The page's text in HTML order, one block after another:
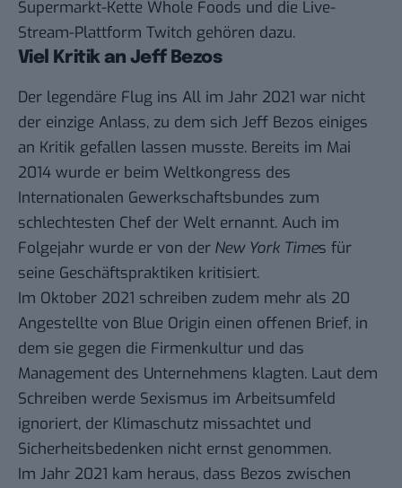
Supermarkt-Kette Whole Foods und die Live-
Stream-Plattform Twitch gehören dazu.
Viel Kritik an Jeff Bezos
Der legendäre Flug ins All im Jahr 2021 war nicht
der einzige Anlass, zu dem sich Jeff Bezos einiges
an Kritik gefallen lassen musste. Bereits im Mai
2014 wurde er beim Weltkongress des
Internationalen Gewerkschaftsbundes zum
schlechtesten Chef der Welt ernannt. Auch im
Folgejahr wurde er von der New York Times für
seine Geschäftspraktiken kritisiert.
Im Oktober 2021 schreiben zudem mehr als 20
Angestellte von Blue Origin einen offenen Brief, in
dem sie gegen die Firmenkultur und das
Management des Unternehmens klagten. Laut dem
Schreiben werde Sexismus im Arbeitsumfeld
ignoriert, der Klimaschutz missachtet und
Sicherheitsbedenken nicht ernst genommen.
Im Jahr 2021 kam heraus, dass Bezos zwischen